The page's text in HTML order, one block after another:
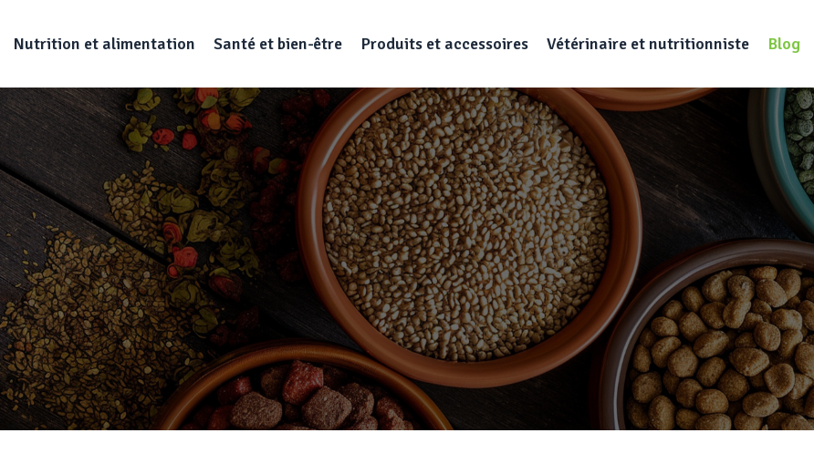
Nutrition et alimentation Santé et bien-être Produits et accessoires Vétérinaire et nutritionniste Blog